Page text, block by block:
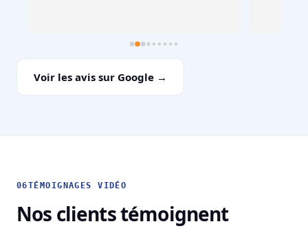
Voir les avis sur Google →
06TÉMOIGNAGES VIDÉO
Nos clients témoignent